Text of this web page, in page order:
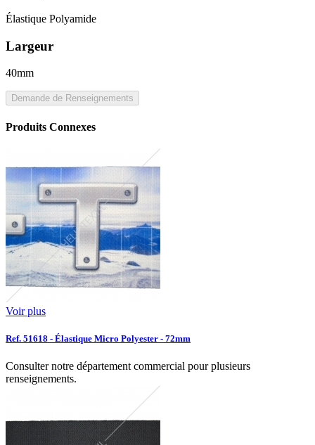
Élastique Polyamide
Largeur
40mm
Demande de Renseignements
Produits Connexes
Voir plus
Ref. 51618 - Élastique Micro Polyester - 72mm
Consulter notre département commercial pour plusieurs
renseignements.